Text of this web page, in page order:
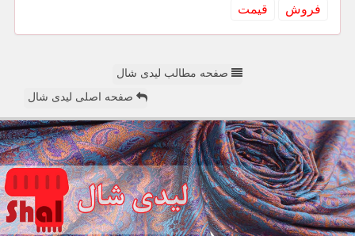
فروش
قیمت
صفحه مطالب لیدی شال
صفحه اصلی لیدی شال